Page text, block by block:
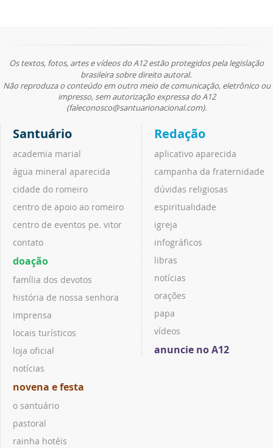
Os textos, fotos, artes e vídeos do A12 estão protegidos pela legislação
brasileira sobre direito autoral.
Não reproduza o conteúdo em outro meio de comunicação, eletrônico ou
impresso, sem autorização expressa do A12
(faleconosco@santuarionacional.com).
Santuário
academia marial
água mineral aparecida
cidade do romeiro
centro de apoio ao romeiro
centro de eventos pe. vitor
contato
doação
família dos devotos
história de nossa senhora
imprensa
locais turísticos
loja oficial
notícias
novena e festa
o santuário
pastoral
rainha hotéis
Redação
aplicativo aparecida
campanha da fraternidade
dúvidas religiosas
espiritualidade
igreja
infográficos
libras
notícias
orações
papa
vídeos
anuncie no A12